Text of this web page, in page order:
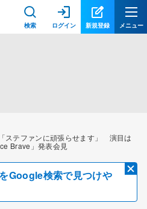
検索 ログイン 新規登録 メニュー
ステファンに頑張らせます」 演目は
Brave」発表会見
Google検索で見つけや